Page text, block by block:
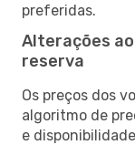
preferidas.
Alterações
reserva
Os preços dos
algoritmo de
e